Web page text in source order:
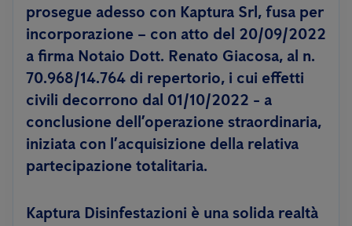
prosegue adesso con Kaptura Srl, fusa per
incorporazione – con atto del 20/09/2022
a firma Notaio Dott. Renato Giacosa, al n.
70.968/14.764 di repertorio, i cui effetti
civili decorrono dal 01/10/2022 - a
conclusione dell’operazione straordinaria,
iniziata con l’acquisizione della relativa
partecipazione totalitaria.
Kaptura Disinfestazioni è una solida realtà